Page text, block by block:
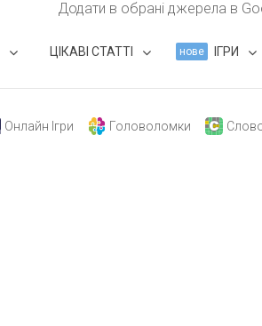
Додати в обрані джерела в
ЦІКАВІ СТАТТІ нове ІГРИ
Онлайн Ігри Головоломки